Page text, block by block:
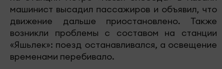
машинист высадил пассажиров и объявил, что
движение дальше приостановлено. Также
возникли проблемы с составом на станции
«Яшьлек»: поезд останавливался, а освещение
временами перебивало.